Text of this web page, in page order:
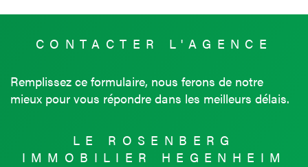
CONTACTER L'AGENCE
Remplissez ce formulaire, nous ferons de notre
mieux pour vous répondre dans les meilleurs délais.
LE ROSENBERG
IMMOBILIER HEGENHEIM